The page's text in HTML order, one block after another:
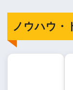
ノウハウ・